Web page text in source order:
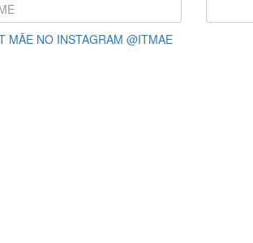
MÃE NO INSTAGRAM @ITMAE